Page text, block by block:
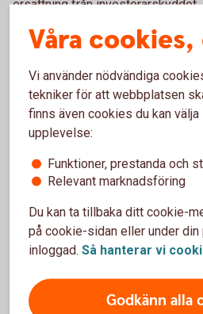
ersättning från investerarskyddet.
hade vid konkurstillfället. Om ett
Skyddet ger då ersättning för
ett värde av 250 000 kronor per
Vad omfattas av
investerarskyddet?
Investerarskyddet omfattar
(värdepapper), och täcker därmed
obligationer, konvertibla
Investerarskyddet omfattar även
med redovisningsskyldighet i
Våra
Vi använder nödvändiga
tekniker för att webbplatsen
finns även cookies du kan
upplevelse:
Funktioner, prestanda och
Relevant marknadsföring
Du kan ta tillbaka ditt cookie-
på cookie-sidan eller under din
inloggad. Så hanterar vi
Godkänn alla